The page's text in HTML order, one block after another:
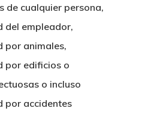
de cualquier persona,
del empleador,
por animales,
por edificios o
o incluso
por accidentes